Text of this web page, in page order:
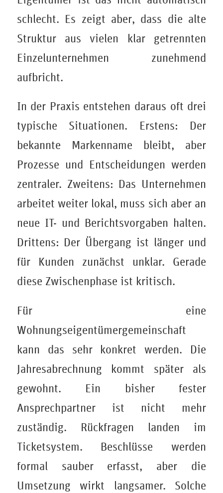
schlecht. Es zeigt aber, dass die alte
Struktur aus vielen klar getrennten
Einzelunternehmen zunehmend
aufbricht.
In der Praxis entstehen daraus oft drei
typische Situationen. Erstens: Der
bekannte Markenname bleibt, aber
Prozesse und Entscheidungen werden
zentraler. Zweitens: Das Unternehmen
arbeitet weiter lokal, muss sich aber an
neue IT- und Berichtsvorgaben halten.
Drittens: Der Übergang ist länger und
für Kunden zunächst unklar. Gerade
diese Zwischenphase ist kritisch.
Für eine
Wohnungseigentümergemeinschaft
kann das sehr konkret werden. Die
Jahresabrechnung kommt später als
gewohnt. Ein bisher fester
Ansprechpartner ist nicht mehr
zuständig. Rückfragen landen im
Ticketsystem. Beschlüsse werden
formal sauber erfasst, aber die
Umsetzung wirkt langsamer. Solche